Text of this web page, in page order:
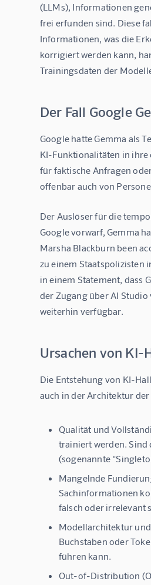
(LLMs), Informationen
frei erfunden sind. Diese
Informationen, was die
korrigiert werden kann,
Trainingsdaten der
Der Fall Google
Google hatte Gemma als
KI-Funktionalitäten in ihre
für faktische Anfragen
offenbar auch von
Der Auslöser für die
Google vorwarf, Gemma
Marsha Blackburn been
zu einem Staatspolizisten
in einem Statement, dass
der Zugang über AI
weiterhin verfügbar.
Ursachen von
Die Entstehung von KI-
auch in der Architektur
Qualität und
trainiert werden. Sind
(sogenannte
Mangelnde
Sachinformationen
falsch oder irrelevant
Modellarchitektur
Buchstaben oder
führen kann.
Out-of-Distribution